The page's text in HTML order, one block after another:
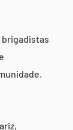
brigadistas